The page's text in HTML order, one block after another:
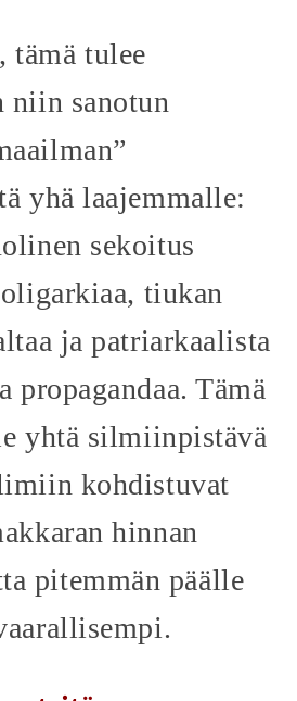
tämä tulee
niin sanotun
yhä laajemmalle:
sekoitus
tiukan
ja patriarkaalista
propagandaa. Tämä
yhtä silmiinpistävä
kohdistuvat
hinnan
pitemmän päälle